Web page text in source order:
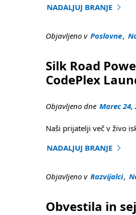
NADALJUJ BRANJE
"Travnato gričevje
Objavljeno v Poslovne,
Silk Road
CodePlex
Objavljeno dne Marec 24,
Naši prijatelji več v živo
NADALJUJ BRANJE
"Silk Road Power trio:
Objavljeno v Razvijalci,
Obvestila in